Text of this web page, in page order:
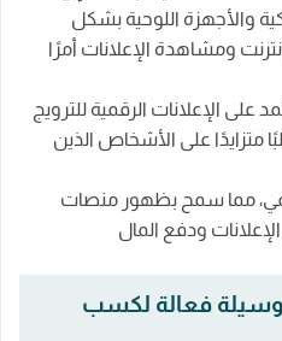
الاعلانات؟
الربح منها؟
والأجهزة اللوحية بشكل
ومشاهدة الإعلانات أمرًا
على الإعلانات الرقمية للترويج
متزايدًا على الأشخاص الذين
مما سمح بظهور منصات
ودفع المال
وسيلة فعالة لكسب